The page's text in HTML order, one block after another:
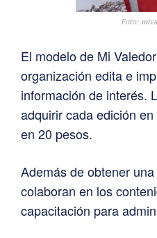
Foto:
El modelo de Mi
organización edita e
información de interés.
adquirir cada edición
en 20 pesos.
Además de obtener
colaboran en los
capacitación para